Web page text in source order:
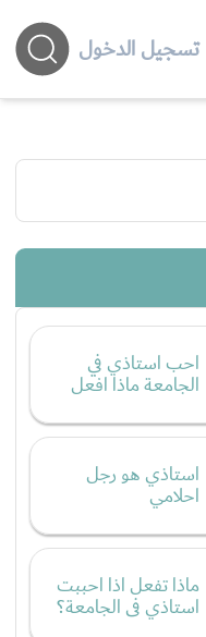
تسجيل الدخول
احب استاذي في
الجامعة ماذا افعل
استاذي هو رجل
احلامي
ماذا تفعل اذا احببت
استاذي فى الجامعة؟